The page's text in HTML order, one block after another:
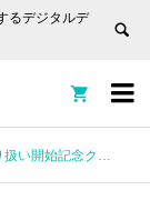
るデジタルデ


記念クーポン配布中！